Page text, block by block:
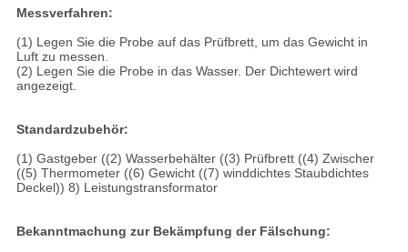
Messverfahren:
(1) Legen Sie die Probe auf das Prüfbrett, um das Gewicht in
Luft zu messen.
(2) Legen Sie die Probe in das Wasser. Der Dichtewert wird
angezeigt.
Standardzubehör:
(1) Gastgeber ((2) Wasserbehälter ((3) Prüfbrett ((4) Zwischer
((5) Thermometer ((6) Gewicht ((7) winddichtes Staubdichtes
Deckel)) 8) Leistungstransformator
Bekanntmachung zur Bekämpfung der Fälschung: